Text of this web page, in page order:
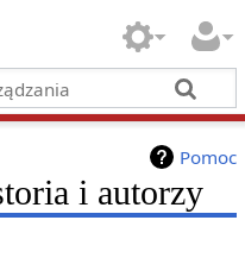
Pomoc
i autorzy